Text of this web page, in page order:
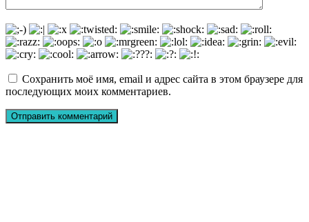
Сохранить моё имя, email и адрес сайта в этом браузере для
последующих моих комментариев.